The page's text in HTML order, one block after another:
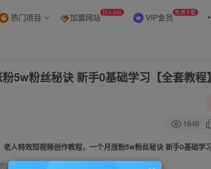
热门项目 加盟网站 日入500 VIP会员 免费下载
5w粉丝秘诀 新手0基础学习【全套教程】
1646
阅读，请付费后查看